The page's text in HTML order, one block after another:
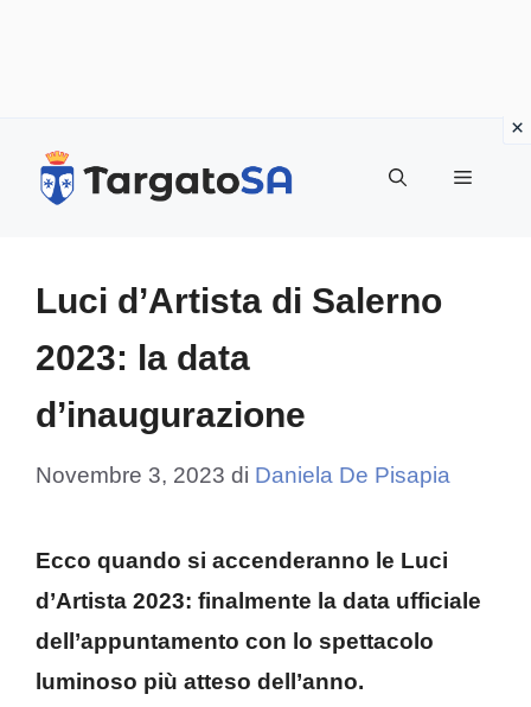
Menu
Luci d’Artista di Salerno
2023: la data
d’inaugurazione
Novembre 3, 2023 di Daniela De Pisapia
Ecco quando si accenderanno le Luci
d’Artista 2023: finalmente la data ufficiale
dell’appuntamento con lo spettacolo
luminoso più atteso dell’anno.